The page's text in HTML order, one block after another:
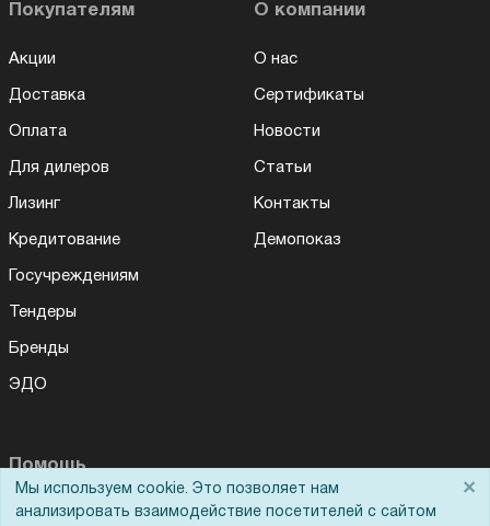
Покупателям
Акции
Доставка
Оплата
Для дилеров
Лизинг
Кредитование
Госучреждениям
Тендеры
Бренды
ЭДО
О компании
О нас
Сертификаты
Новости
Статьи
Контакты
Демопоказ
Помощь
Вопрос-ответ
Мы используем cookie. Это позволяет нам
анализировать взаимодействие посетителей с сайтом
×